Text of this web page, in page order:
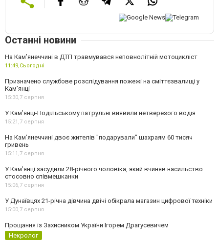
Останні новини
На Кам’янеччині в ДТП травмувався неповнолітній мотоцикліст
11:49,Сьогодні
Призначено службове розслідування пожежі на сміттєзвалищі у
Кам’янці
15:30,7 серпня
У Кам’янці-Подільському патрульні виявили нетверезого водія
15:21,7 серпня
На Камʼянеччині двоє жителів "подарували" шахраям 60 тисяч
гривень
15:11,7 серпня
У Камʼянці засудили 28-річного чоловіка, який вчиняв насильство
стосовно співмешканки
15:06,7 серпня
У Дунаївцях 21-річна дівчина двічі обікрала магазин цифрової техніки
15:00,7 серпня
Прощання із Захисником України Ігорем Драгусевичем
Некролог